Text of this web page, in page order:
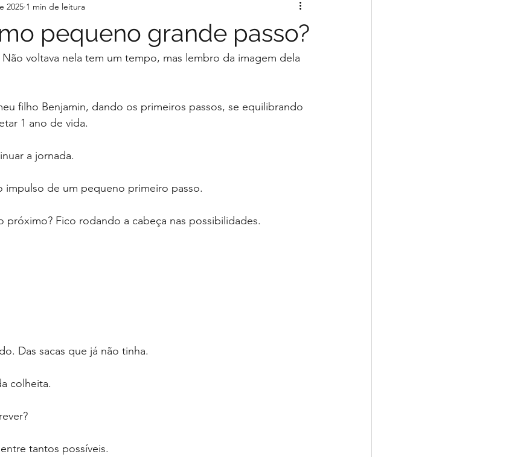
pequeno grande passo?
2025 1 min de leitura
voltava nela tem um tempo, mas lembro da imagem dela
filho Benjamin, dando os primeiros passos, se equilibrando
1 ano de vida.
a jornada.
impulso de um pequeno primeiro passo.
Fico rodando a cabeça nas possibilidades.
Das sacas que já não tinha.
colheita.
tantos possíveis.